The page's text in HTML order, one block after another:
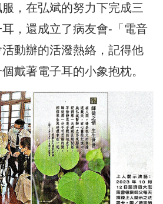
，在弘斌的努力下完成三
，還成立了病友會-「電音
動辦的活潑熱絡，記得他
戴著電子耳的小象抱枕。